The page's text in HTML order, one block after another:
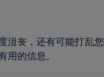
沮丧，还有可能打乱您
用的信息。